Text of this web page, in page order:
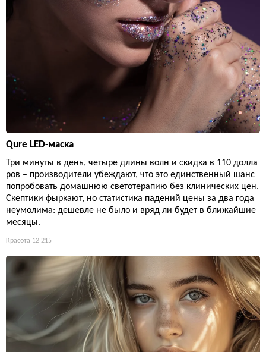
Qure LED-маска
Три минуты в день, четыре длины волн и скидка в 110 долла
ров – производители убеждают, что это единственный шанс
попробовать домашнюю светотерапию без клинических цен.
Скептики фыркают, но статистика падений цены за два года
неумолима: дешевле не было и вряд ли будет в ближайшие
месяцы.
Красота 12 215